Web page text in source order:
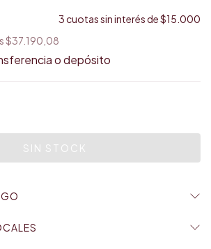
3cuotas sin interés de$15.000
$37.190,08
o depósito